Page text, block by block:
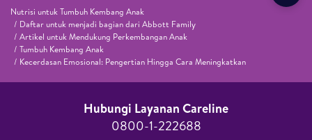
Nutrisi untuk Tumbuh Kembang Anak
Daftar untuk menjadi bagian dari Abbott Family
Artikel untuk Mendukung Perkembangan Anak
Tumbuh Kembang Anak
Kecerdasan Emosional: Pengertian Hingga Cara Meningkatkan
Hubungi Layanan Careline​
0800-1-222688​